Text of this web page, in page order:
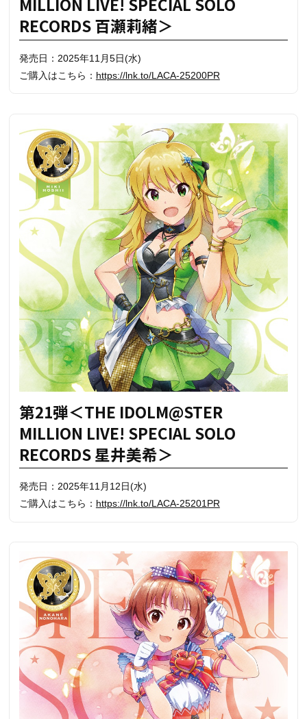
MILLION LIVE! SPECIAL SOLO
RECORDS 百瀬莉緒＞
発売日：2025年11月5日(水)
ご購入はこちら： https://lnk.to/LACA-25200PR
第21弾＜THE IDOLM@STER
MILLION LIVE! SPECIAL SOLO
RECORDS 星井美希＞
発売日：2025年11月12日(水)
ご購入はこちら： https://lnk.to/LACA-25201PR